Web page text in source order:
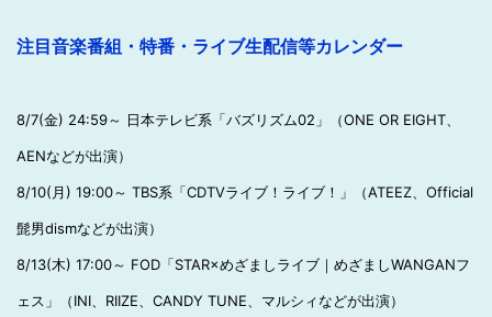
注目音楽番組・特番・ライブ生配信等カレンダー
8/7(金) 24:59～ 日本テレビ系「バズリズム02」（ONE OR EIGHT、
AENなどが出演）
8/10(月) 19:00～ TBS系「CDTVライブ！ライブ！」（ATEEZ、Official
髭男dismなどが出演）
8/13(木) 17:00～ FOD「STAR×めざましライブ｜めざましWANGANフ
ェス」（INI、RIIZE、CANDY TUNE、マルシィなどが出演）